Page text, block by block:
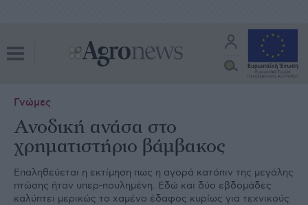
Γνώμες
Ανοδική ανάσα στο
χρηµατιστήριο βάµβακος
Επαληθεύεται η εκτίµηση πως η αγορά κατόπιν της µεγάλης
πτώσης ήταν υπερ-πουληµένη. Εδώ και δύο εβδοµάδες
καλύπτει µερικώς το χαµένο έδαφος κυρίως για τεχνικούς